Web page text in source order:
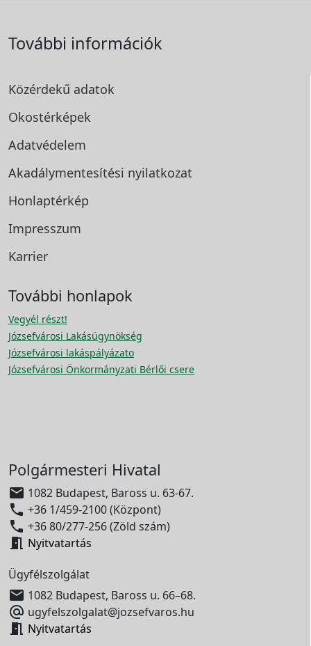
További információk
Közérdekű adatok
Okostérképek
Adatvédelem
Akadálymentesítési nyilatkozat
Honlaptérkép
Impresszum
Karrier
További honlapok
Vegyél részt!
Józsefvárosi Lakásügynökség
Józsefvárosi lakáspályázato
Józsefvárosi Önkormányzati Bérlői csere
Polgármesteri Hivatal
 1082 Budapest, Baross u. 63-67.
 +36 1/459-2100 (Központ)
 +36 80/277-256 (Zöld szám)
 Nyitvatartás
Ügyfélszolgálat
 1082 Budapest, Baross u. 66–68.
 ugyfelszolgalat@jozsefvaros.hu
 Nyitvatartás